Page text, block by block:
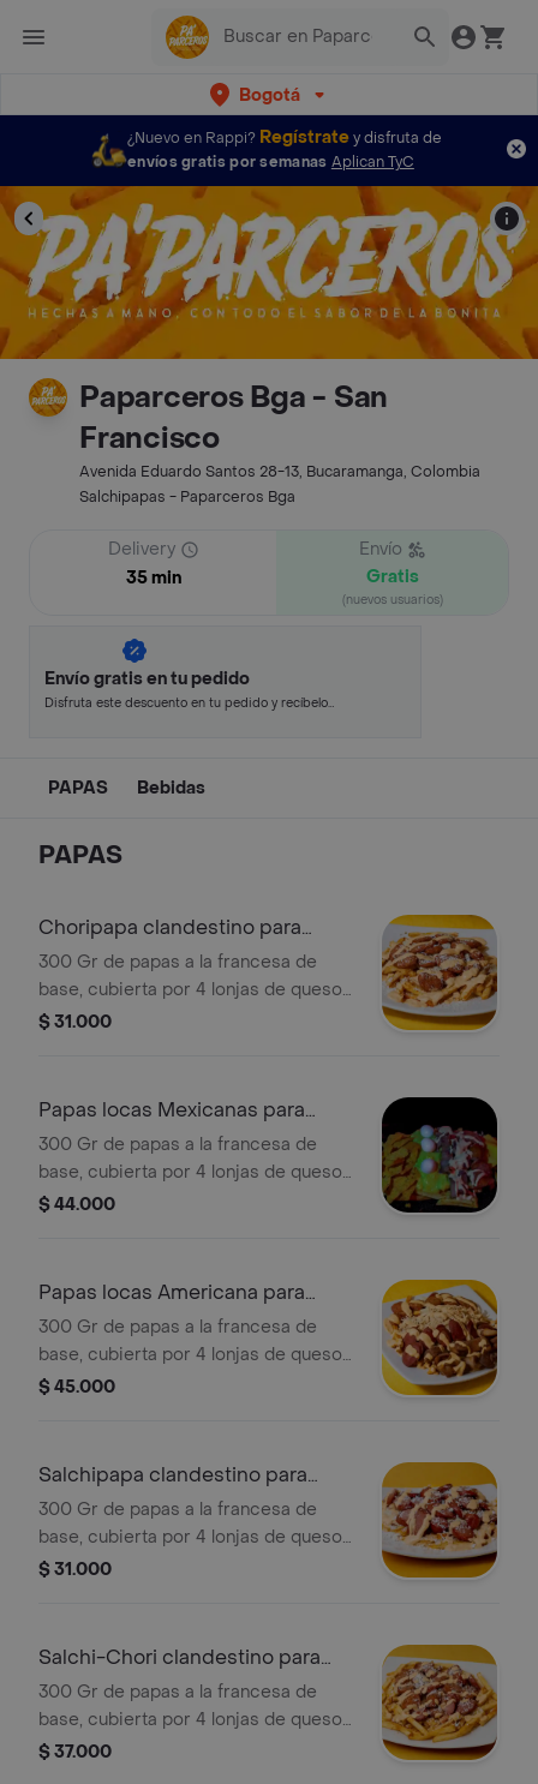
Bogotá
¿Nuevo en Rappi? Regístratey disfruta de
envíos gratis por semanas Aplican TyC
Paparceros Bga - San
Francisco
Avenida Eduardo Santos 28-13, Bucaramanga, Colombia
Salchipapas - Paparceros Bga
Delivery
35 min
Envío
Gratis
(nuevos usuarios)
Envío gratis en tu pedido
Disfruta este descuento en tu pedido y recíbelo
PAPAS Bebidas
PAPAS
Choripapa clandestino para
compartir
300 Gr de papas a la francesa de
base, cubierta por 4 lonjas de queso
doble crema gratinados, 2 chorizos
clandestina
$ 31.000
Papas locas Mexicanas para
compartir
300 Gr de papas a la francesa de
base, cubierta por 4 lonjas de queso
cheedar, 120 gr de chicharron la
picante, doritos, 3 huevos de codorniz
y nuestra salsa clandestina
$ 44.000
Papas locas Americana para
compartir
300 Gr de papas a la francesa de
base, cubierta por 4 lonjas de queso
doble crema gratinados, 100 gr de
la fazenda,1 salchicha casablanca,120
gr de chicharron la fazenda y nuestra
salsa clandestina
$ 45.000
Salchipapa clandestino para
compartir
300 Gr de papas a la francesa de
base, cubierta por 4 lonjas de queso
doble crema gratinados, 2 salchichas
clandestina
$ 31.000
Salchi-Chori clandestino para
compartir
300 Gr de papas a la francesa de
base, cubierta por 4 lonjas de queso
doble crema gratinados, 1 salchicha
$ 37.000